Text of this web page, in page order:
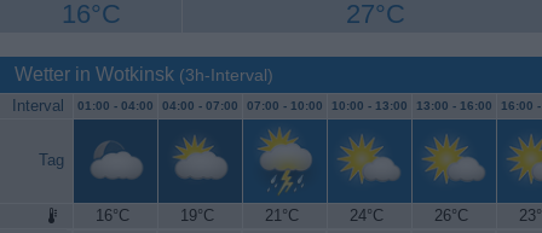
16°C 27°C
Wetter in Wotkinsk (3h-Interval)
Interval 01:00 - 04:00 04:00 - 07:00 07:00 - 10:00 10:00 - 13:00 13:00 - 16:00 16:00
Tag
16°C 19°C 21°C 24°C 26°C
30°C